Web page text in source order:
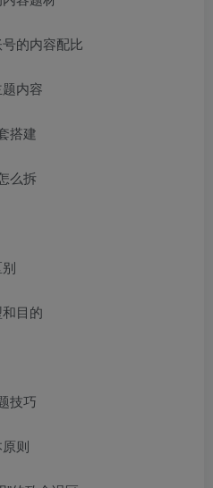
的内容配比
内容
搭建
么拆
目的
技巧
则